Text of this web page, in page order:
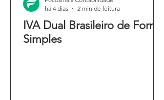
IVA Dual Brasileiro de Forma
Simples
há 4 dias
2 min de leitura